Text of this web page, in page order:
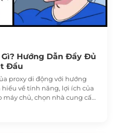
Hướng Dẫn Đầy Đủ
Đầu
proxy di động với hướng
về tính năng, lợi ích của
máy chủ, chọn nhà cung cấp
với proxy di động. Bắt